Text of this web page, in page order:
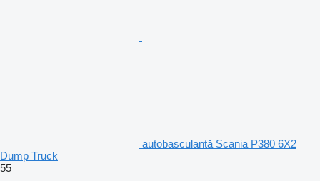
autobasculantă Scania P380 6X2
Dump Truck
55